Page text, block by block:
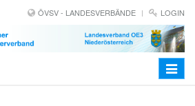
ÖVSV - LANDESVERBÄNDE LOGIN
Toggle